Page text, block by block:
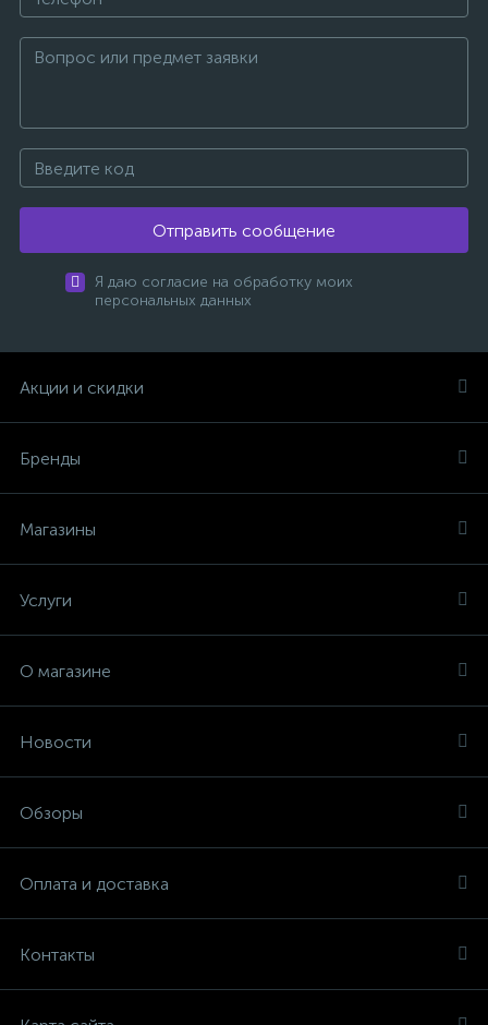
Отправить сообщение
Я даю согласие на обработку моих
персональных данных
Акции и скидки
Бренды
Магазины
Услуги
О магазине
Новости
Обзоры
Оплата и доставка
Контакты